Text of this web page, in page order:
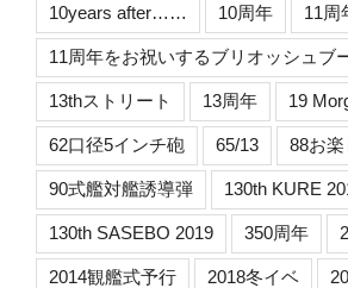
10years after…… 10周年 11周
11周年をお祝いするブリオッシュブ
13thストリート 13周年 19
62口径5インチ砲 65/13 88お
90式艦対艦誘導弾 130th KURE
130th SASEBO 2019 350周年
2014観艦式予行 2018冬イベ